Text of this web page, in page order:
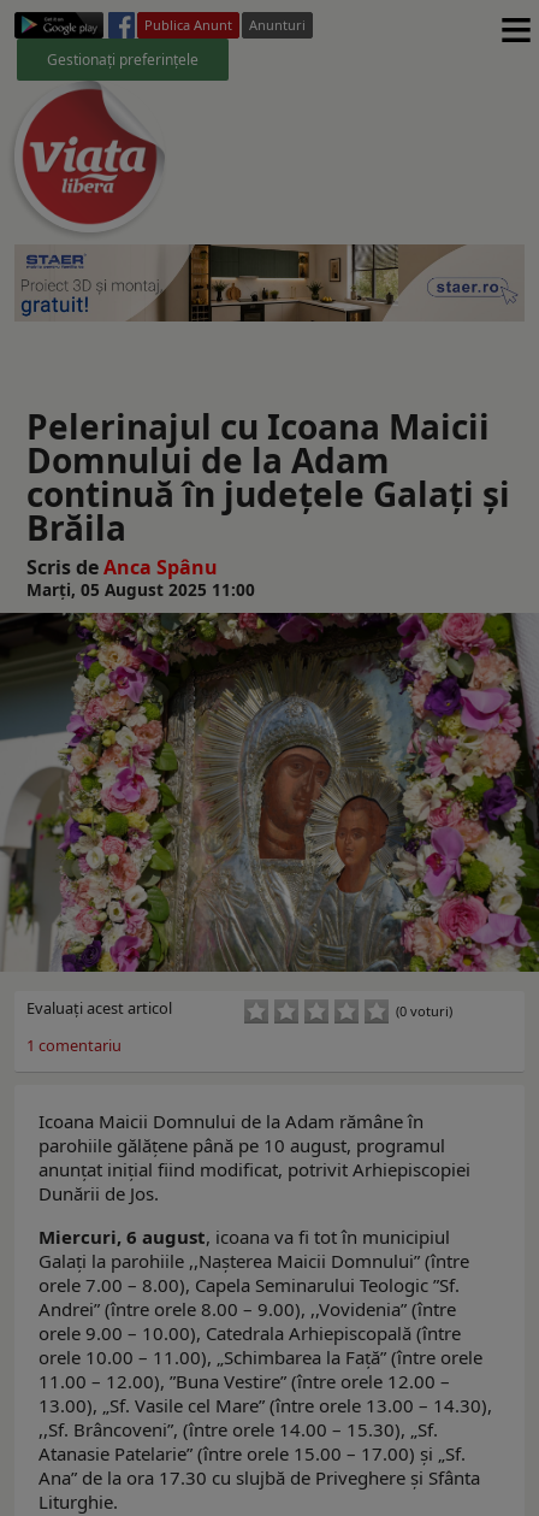
Publica Anunt Anunturi
Gestionați preferințele ≡
Pelerinajul cu Icoana Maicii
Domnului de la Adam
continuă în judeţele Galaţi şi
Brăila
Scris deAnca Spânu
Marți, 05 August 2025 11:00
Evaluaţi acest articol (0 voturi)
1 comentariu
Icoana Maicii Domnului de la Adam rămâne în
parohiile gălăţene până pe 10 august, programul
anunţat iniţial fiind modificat, potrivit Arhiepiscopiei
Dunării de Jos.
Miercuri, 6 august, icoana va fi tot în municipiul
Galați la parohiile ,,Nașterea Maicii Domnului” (între
orele 7.00 – 8.00), Capela Seminarului Teologic ”Sf.
Andrei” (între orele 8.00 – 9.00), ,,Vovidenia” (între
orele 9.00 – 10.00), Catedrala Arhiepiscopală (între
orele 10.00 – 11.00), „Schimbarea la Faţă” (între orele
11.00 – 12.00), ”Buna Vestire” (între orele 12.00 –
13.00), „Sf. Vasile cel Mare” (între orele 13.00 – 14.30),
,,Sf. Brâncoveni”, (între orele 14.00 – 15.30), „Sf.
Atanasie Patelarie” (între orele 15.00 – 17.00) şi „Sf.
Ana” de la ora 17.30 cu slujbă de Priveghere şi Sfânta
Liturghie.